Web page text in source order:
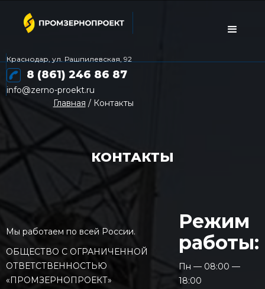
Краснодар, ул. Рашпилевская, 92
8 (861) 246 86 87
info@zerno-proekt.ru
Главная / Контакты
КОНТАКТЫ
Мы работаем по всей России.
ОБЩЕСТВО С ОГРАНИЧЕННОЙ
ОТВЕТСТВЕННОСТЬЮ
«ПРОМЗЕРНОПРОЕКТ»
Режим
работы:
Пн — 08:00 —
18:00